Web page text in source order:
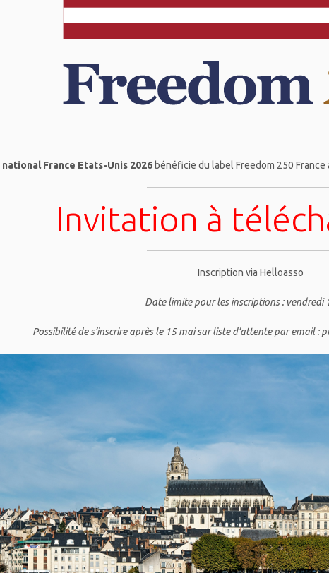
national France Etats-Unis 2026 bénéficie du label Freedom 250 France
Invitation à
Inscription via Helloasso
Date limite pour les inscriptions : vendredi
Possibilité de s’inscrire après le 15 mai sur liste d’attente par email :